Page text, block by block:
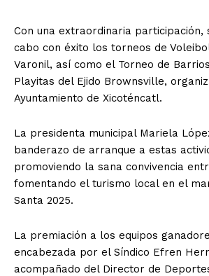
Con una extraordinaria participación,
cabo con éxito los torneos de
Varonil, así como el Torneo de
Playitas del Ejido Brownsville,
Ayuntamiento de Xicoténcatl.
La presidenta municipal Mariela
banderazo de arranque a estas
promoviendo la sana convivencia
fomentando el turismo local en el
Santa 2025.
La premiación a los equipos
encabezada por el Síndico Efren
acompañado del Director de